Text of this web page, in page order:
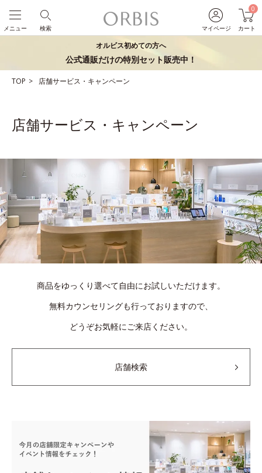
マイページ
0
カート
検索
メニュー
オルビス初めての方へ
公式通販だけの特別セット販売中！
TOP 店舗サービス・キャンペーン
店舗サービス・キャンペーン
商品をゆっくり選べて自由にお試しいただけます。
無料カウンセリングも行っておりますので、
どうぞお気軽にご来店ください。
店舗検索